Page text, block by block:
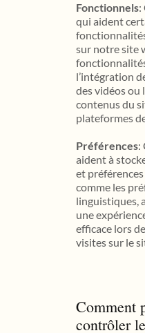
Fonctionnels:
qui aident
sur notre site
l’intégration
des vidéos ou
contenus du
plateformes
Préférences:
aident à
et
comme les
linguistiques,
une
efficace lors
visites sur le
Comment
contrôler